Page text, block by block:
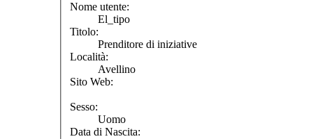
Nome utente:
El_tipo
Titolo:
Prenditore di iniziative
Località:
Avellino
Sito Web:
Sesso:
Uomo
Data di Nascita: